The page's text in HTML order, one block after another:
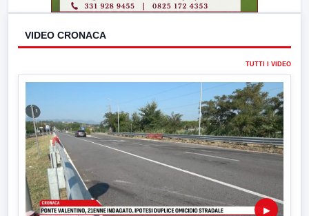
VIDEO CRONACA
TUTTI I VIDEO
▶